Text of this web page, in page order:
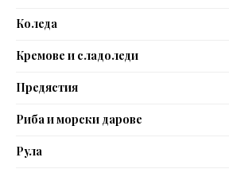
Коледа
Кремове и сладоледи
Предястия
Риба и морски дарове
Рула